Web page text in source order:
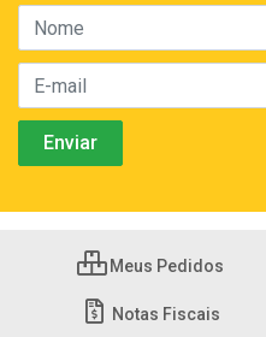
Meus Pedidos
Notas Fiscais